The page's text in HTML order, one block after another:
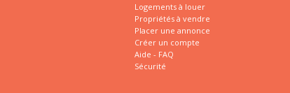
Logements à louer
Propriétés à vendre
Placer une annonce
Créer un compte
Aide - FAQ
Sécurité